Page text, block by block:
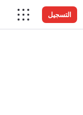
التسجيل